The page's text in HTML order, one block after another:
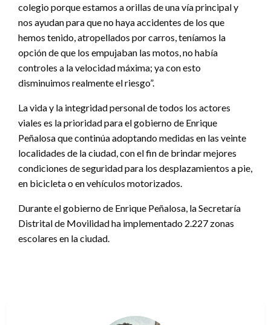
colegio porque estamos a orillas de una vía principal y
nos ayudan para que no haya accidentes de los que
hemos tenido, atropellados por carros, teníamos la
opción de que los empujaban las motos, no había
controles a la velocidad máxima; ya con esto
disminuimos realmente el riesgo”.
La vida y la integridad personal de todos los actores
viales es la prioridad para el gobierno de Enrique
Peñalosa que continúa adoptando medidas en las veinte
localidades de la ciudad, con el fin de brindar mejores
condiciones de seguridad para los desplazamientos a pie,
en bicicleta o en vehículos motorizados.
Durante el gobierno de Enrique Peñalosa, la Secretaría
Distrital de Movilidad ha implementado 2.227 zonas
escolares en la ciudad.